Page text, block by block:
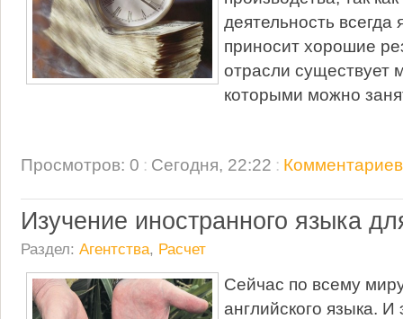
деятельность
приносит хорошие
отрасли существует
которыми можно
Просмотров: 0 : Сегодня, 22:22 :
Изучение иностранного языка
Раздел: Агентства, Расчет
Сейчас по всему
английского языка. И